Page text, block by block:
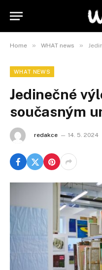
Home » WHAT news »
WHAT NEWS
Jedinečné
současným
redakce 14. 5. 2024